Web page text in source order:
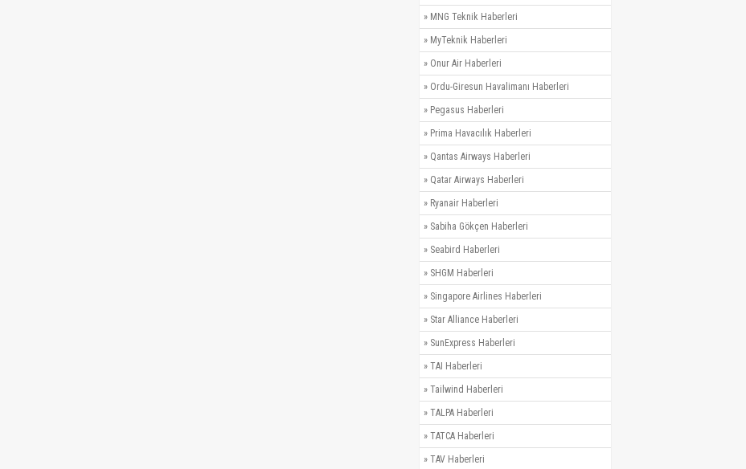
» MNG Teknik Haberleri
» MyTeknik Haberleri
» Onur Air Haberleri
» Ordu-Giresun Havalimanı Haberleri
» Pegasus Haberleri
» Prima Havacılık Haberleri
» Qantas Airways Haberleri
» Qatar Airways Haberleri
» Ryanair Haberleri
» Sabiha Gökçen Haberleri
» Seabird Haberleri
» SHGM Haberleri
» Singapore Airlines Haberleri
» Star Alliance Haberleri
» SunExpress Haberleri
» TAI Haberleri
» Tailwind Haberleri
» TALPA Haberleri
» TATCA Haberleri
» TAV Haberleri